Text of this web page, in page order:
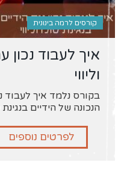
קורסים לרמה בינונית
איך לעבוד נכון
וליווי
בקורס נלמד איך לעבוד
הנכונה של הידיים בנגינת
לפרטים נוספים